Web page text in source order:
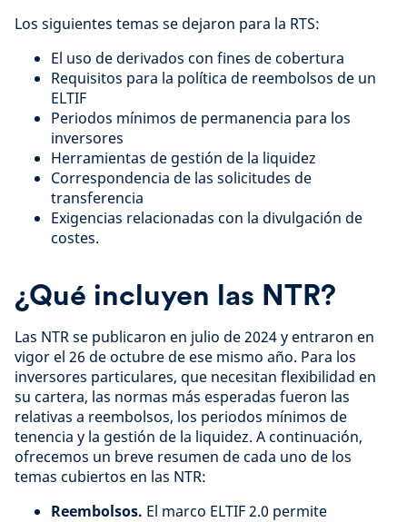
Los siguientes temas se dejaron para la RTS:
El uso de derivados con fines de cobertura
Requisitos para la política de reembolsos de un
ELTIF
Periodos mínimos de permanencia para los
inversores
Herramientas de gestión de la liquidez
Correspondencia de las solicitudes de
transferencia
Exigencias relacionadas con la divulgación de
costes.
¿Qué incluyen las NTR?
Las NTR se publicaron en julio de 2024 y entraron en
vigor el 26 de octubre de ese mismo año. Para los
inversores particulares, que necesitan flexibilidad en
su cartera, las normas más esperadas fueron las
relativas a reembolsos, los periodos mínimos de
tenencia y la gestión de la liquidez. A continuación,
ofrecemos un breve resumen de cada uno de los
temas cubiertos en las NTR:
Reembolsos. El marco ELTIF 2.0 permite